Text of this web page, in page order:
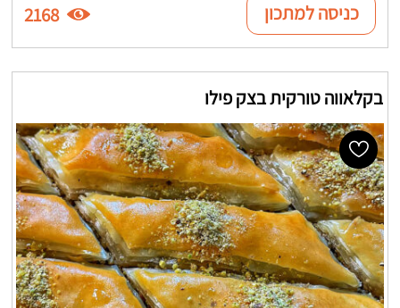
כניסה למתכון 2168
בקלאווה טורקית בצק פילו